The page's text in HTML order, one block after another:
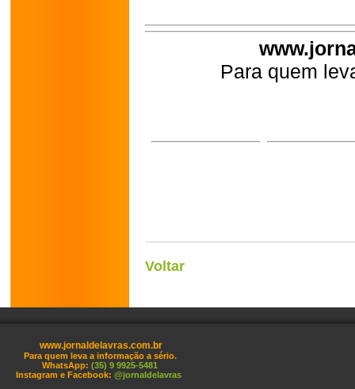
Para quem
Voltar
www.jornaldelavras.com.br
Para quem leva a informação a sério.
WhatsApp: (35) 9 9925-5481
Instagram e Facebook: @jornaldelavras